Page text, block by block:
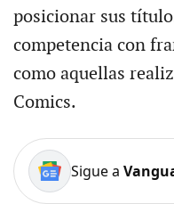
posicionar sus
competencia con
como aquellas
Comics.
Sigue a